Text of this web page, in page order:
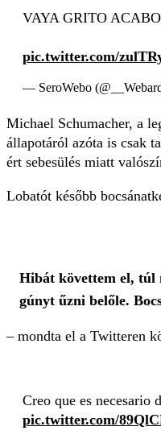
VAYA GRITO
pic.twitter.com/
— SeroWebo
Michael Schumacher, a
állapotáról azóta is csak
ért sebesülés miatt
Lobatót később
Hibát követtem el, túl
gúnyt űzni belőle.
– mondta el a Twitteren
Creo que es necesario
pic.twitter.com/